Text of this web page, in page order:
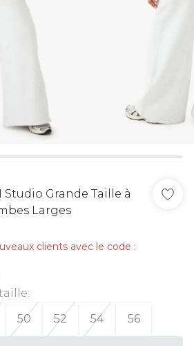
Studio Grande Taille à
Larges
clients avec le code :
:
50 52 54 56